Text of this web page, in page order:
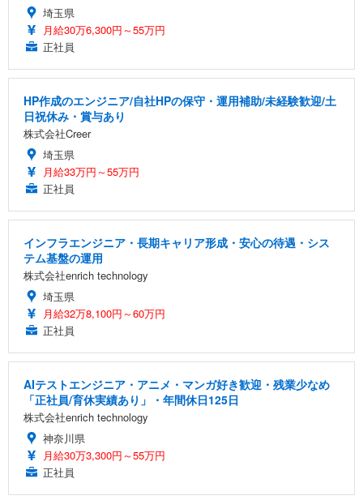
埼玉県
月給30万6,300円～55万円
正社員
HP作成のエンジニア/自社HPの保守・運用補助/未経験歓迎/土
日祝休み・賞与あり
株式会社Creer
埼玉県
月給33万円～55万円
正社員
インフラエンジニア・長期キャリア形成・安心の待遇・シス
テム基盤の運用
株式会社enrich technology
埼玉県
月給32万8,100円～60万円
正社員
AIテストエンジニア・アニメ・マンガ好き歓迎・残業少なめ
「正社員/育休実績あり」・年間休日125日
株式会社enrich technology
神奈川県
月給30万3,300円～55万円
正社員